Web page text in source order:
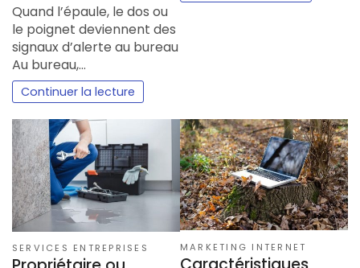
Quand l’épaule, le dos ou
le poignet deviennent des
signaux d’alerte au bureau
Au bureau,…
Continuer la lecture
SERVICES ENTREPRISES MARKETING INTERNET